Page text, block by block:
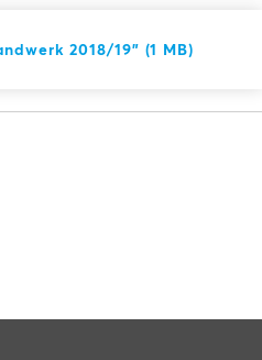
2018/19" (1 MB)